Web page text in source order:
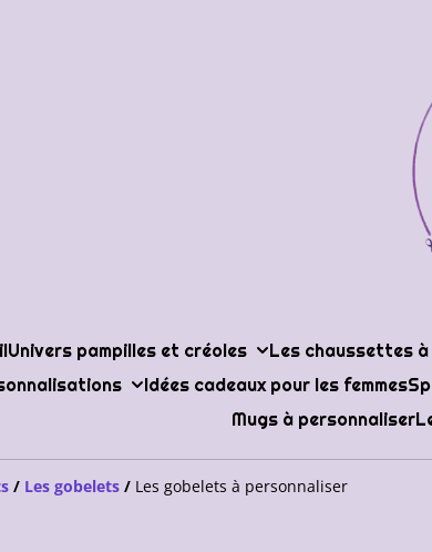
Univers pampilles et créoles Les chaussettes
Idées cadeaux pour les femmes
Mugs à personnaliser
/ Les gobelets / Les gobelets à personnaliser